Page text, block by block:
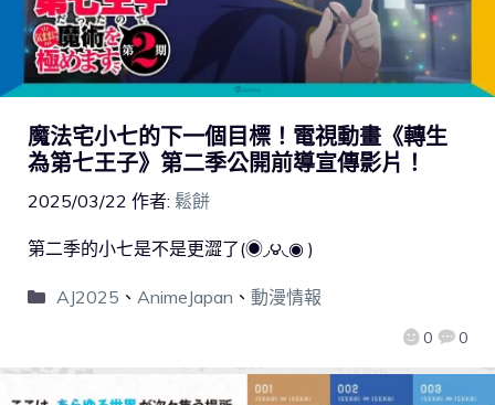
魔法宅小七的下一個目標！電視動畫《轉生
為第七王子》第二季公開前導宣傳影片！
2025/03/22 作者: 鬆餅
0 0
第二季的小七是不是更澀了(◉◞౪◟◉ )
AJ2025 、 AnimeJapan 、 動漫情報